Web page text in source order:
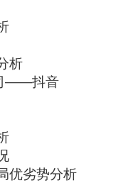
析
——抖音
优劣势分析